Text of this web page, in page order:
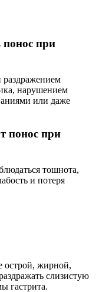
при
раздражением
нарушением
или даже
понос при
тошнота,
и потеря
острой, жирной,
слизистую
гастрита.